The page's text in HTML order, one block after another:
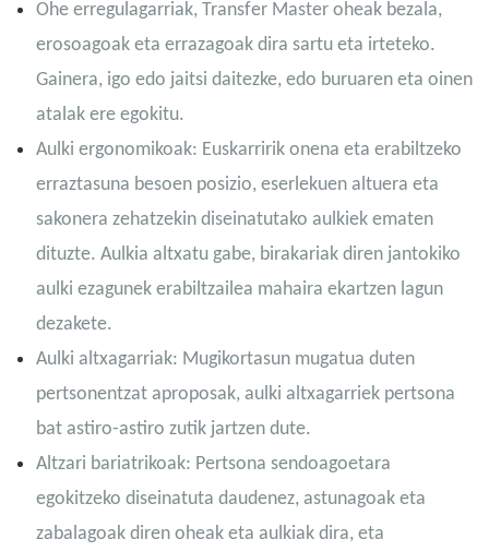
Ohe erregulagarriak, Transfer Master oheak bezala,
erosoagoak eta errazagoak dira sartu eta irteteko.
Gainera, igo edo jaitsi daitezke, edo buruaren eta oinen
atalak ere egokitu.
Aulki ergonomikoak: Euskarririk onena eta erabiltzeko
erraztasuna besoen posizio, eserlekuen altuera eta
sakonera zehatzekin diseinatutako aulkiek ematen
dituzte. Aulkia altxatu gabe, birakariak diren jantokiko
aulki ezagunek erabiltzailea mahaira ekartzen lagun
dezakete.
Aulki altxagarriak: Mugikortasun mugatua duten
pertsonentzat aproposak, aulki altxagarriek pertsona
bat astiro-astiro zutik jartzen dute.
Altzari bariatrikoak: Pertsona sendoagoetara
egokitzeko diseinatuta daudenez, astunagoak eta
zabalagoak diren oheak eta aulkiak dira, eta